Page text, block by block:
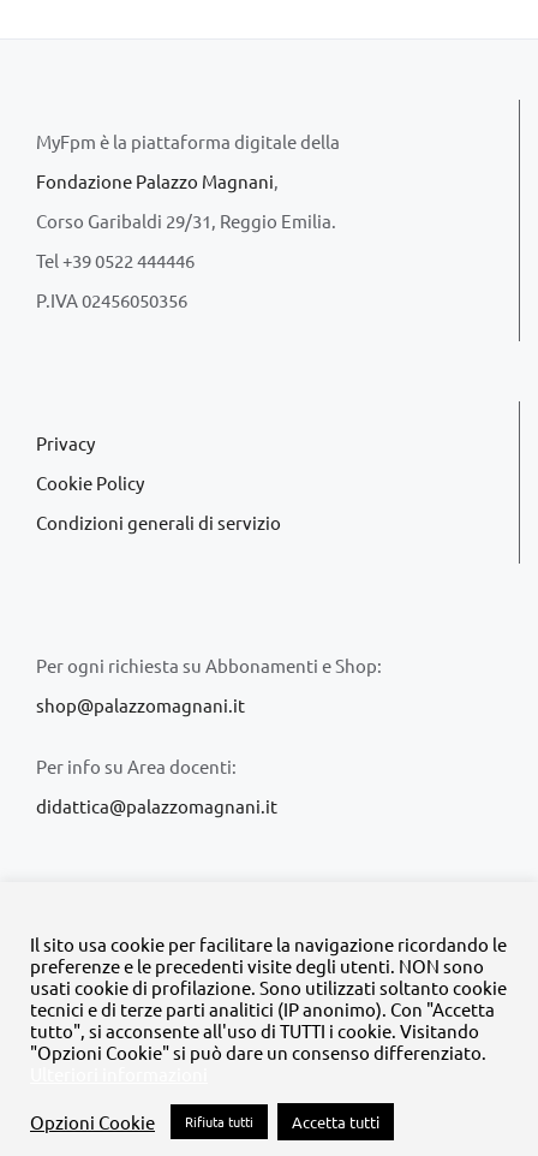
MyFpm è la piattaforma digitale della
Fondazione Palazzo Magnani,
Corso Garibaldi 29/31, Reggio Emilia.
Tel +39 0522 444446
P.IVA 02456050356
Privacy
Cookie Policy
Condizioni generali di servizio
Per ogni richiesta su Abbonamenti e Shop:
shop@palazzomagnani.it
Per info su Area docenti:
didattica@palazzomagnani.it
© Copyright 2020 -2026 | Tutti i diritti riservati | MyFpm è un
progetto dellaFondazione Palazzo Magnani
FacebookInstagram
TwitterLinkedInYouTube
Il sito usa cookie per facilitare la navigazione ricordando le
preferenze e le precedenti visite degli utenti. NON sono
usati cookie di profilazione. Sono utilizzati soltanto cookie
tecnici e di terze parti analitici (IP anonimo). Con "Accetta
tutto", si acconsente all'uso di TUTTI i cookie. Visitando
"Opzioni Cookie" si può dare un consenso differenziato.
Opzioni Cookie Rifiuta tutti Accetta tutti